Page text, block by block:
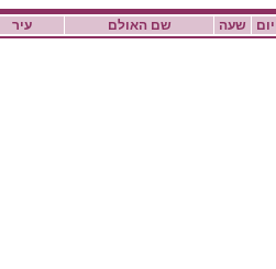
עיר שם האולם שעה יום